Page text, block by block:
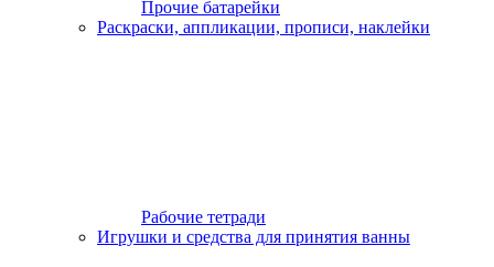
Прочие батарейки
Раскраски, аппликации, прописи, наклейки
Рабочие тетради
Игрушки и средства для принятия ванны